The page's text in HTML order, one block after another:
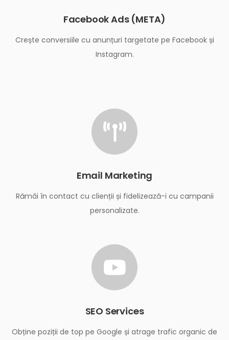
Facebook Ads (META)
Crește conversiile cu anunțuri targetate pe Facebook și
Instagram.
Email Marketing
Rămâi în contact cu clienții și fidelizează-i cu campanii
personalizate.
SEO Services
Obține poziții de top pe Google și atrage trafic organic de